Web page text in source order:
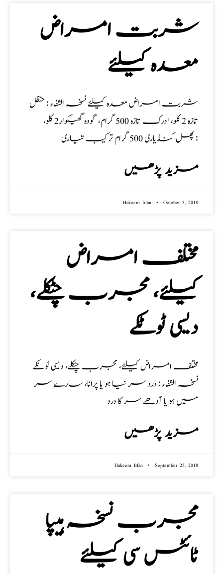
شربت امراض
معدہ کیلئے
شربت امراض معدہ کیلئے نسخہ الشفاء : حنظل
تازہ 2 کلو، ادرک تازہ 500 گرام، گودہ گھیکوار2 کلو،
پھل کنڈیاری 500 گرام ترکیب تیاری :
مزید پڑھیں
Hakeem Irfan October 3, 2018
مختلف امراض
کیلئے، مجرب چٹکلے،
دیسی ٹوٹکے
مختلف امراض کیلئے، مجرب چٹکلے، دیسی ٹوٹکے
نسخہ الشفاء : درد سر نیا ہو یا پرانا، سارے سر
میں ہو یا آدھے سر کا درد
مزید پڑھیں
Hakeem Irfan September 25, 2018
مجرب نسخہ ہیپا
ٹائٹس سی کیلئے